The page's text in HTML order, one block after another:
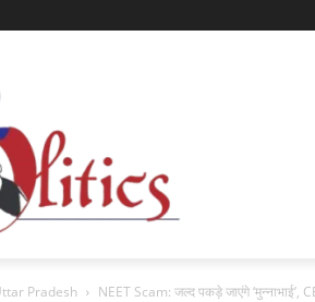
Pradesh NEET Scam: जल्द पकड़े जाएंगे ‘मुन्नाभाई’,